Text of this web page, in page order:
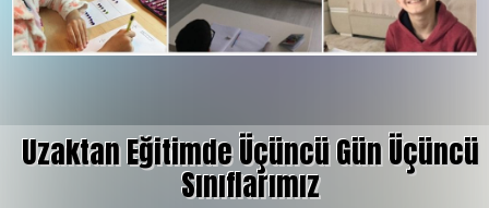
Uzaktan Eğitimde Üçüncü Gün Üçüncü
Sınıflarımız